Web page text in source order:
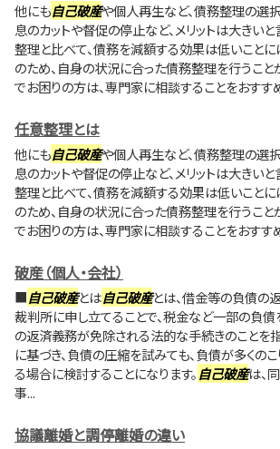
他にも自己破産や個人再生など、債務整理の選
息のカットや督促の停止など、メリットは大きい
整理と比べて、債務を減額する効果は低いことに
のため、自身の状況に合った債務整理を行うこと
でお困りの方は、専門家に相談することをおすす
任意整理とは
他にも自己破産や個人再生など、債務整理の選
息のカットや督促の停止など、メリットは大きい
整理と比べて、債務を減額する効果は低いことに
のため、自身の状況に合った債務整理を行うこと
でお困りの方は、専門家に相談することをおすす
破産（個人・会社）
■自己破産とは自己破産とは、借金等の負債の
裁判所に申し立てることで、税金など一部の負
の返済義務が免除される法的な手続きのことを
に基づき、負債の圧縮を試みても、負債が多くの
る場合に検討することになります。自己破産は、
事...
協議離婚と調停離婚の違い